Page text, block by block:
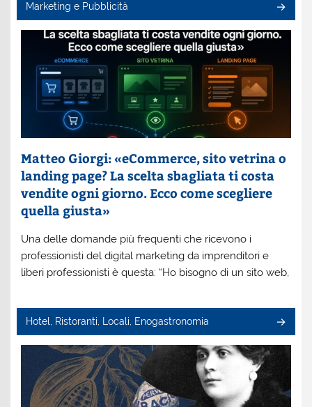
Marketing e Pubblicità
Matteo Giorgi: «eCommerce, sito vetrina o
landing page? La scelta sbagliata ti costa
vendite ogni giorno. Ecco come scegliere
quella giusta»
Una delle domande più frequenti che ricevono i
professionisti del digital marketing da imprenditori e
liberi professionisti è questa: “Ho bisogno di un sito web,
Hotel, Ristoranti, Locali, Enogastronomia